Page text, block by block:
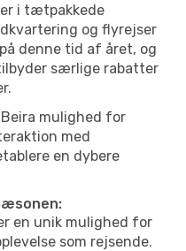
i tætpakkede
og flyrejser
denne tid af året, og
særlige rabatter
mulighed for
med
en dybere
en unik mulighed for
som rejsende.